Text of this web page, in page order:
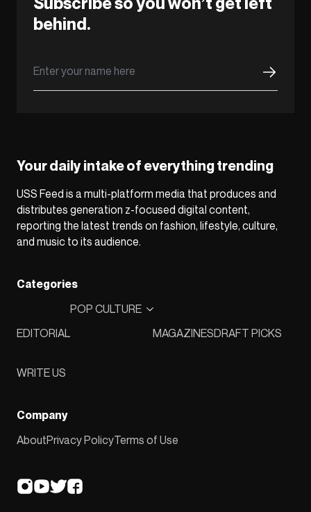
behind.
Your daily intake of everything trending
USS Feed is a multi-platform media that produces and
distributes generation z-focused digital content,
reporting the latest trends on fashion, lifestyle, culture,
and music to its audience.
Categories
EDITORIAL
POP CULTURE
MAGAZINESDRAFT PICKS
WRITE US
Company
AboutPrivacy PolicyTerms of Use